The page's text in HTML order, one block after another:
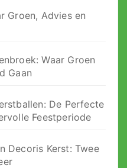
Groen, Advies en
Waar Groen
Gaan
De Perfecte
Feestperiode
Decoris Kerst: Twee